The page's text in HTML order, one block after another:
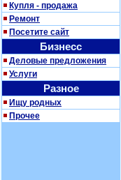
Купля - продажа
Ремонт
Посетите сайт
Бизнесс
Деловые предложения
Услуги
Разное
Ищу родных
Прочее